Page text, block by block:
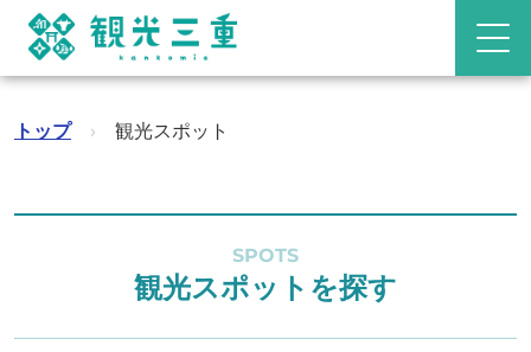
トップ › 観光スポット
SPOTS
観光スポットを探す